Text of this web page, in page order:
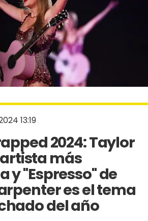
13:19
2024: Taylor
más
y "Espresso" de
es el tema
del año